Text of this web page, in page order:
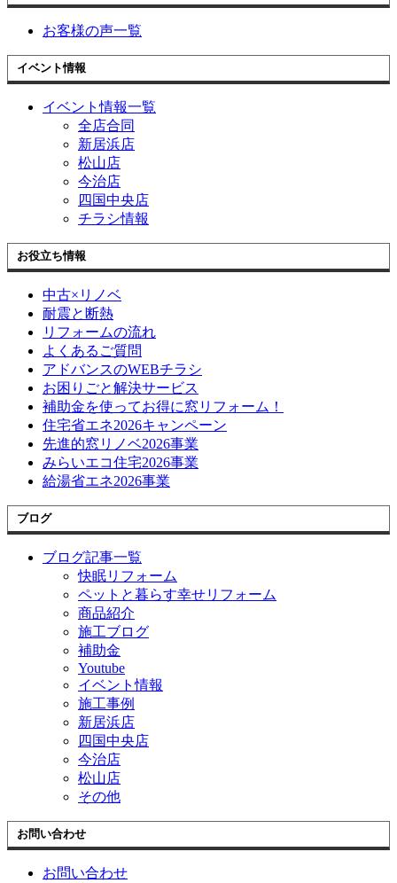
お客様の声一覧
イベント情報
イベント情報一覧
全店合同
新居浜店
松山店
今治店
四国中央店
チラシ情報
お役立ち情報
中古×リノベ
耐震と断熱
リフォームの流れ
よくあるご質問
アドバンスのWEBチラシ
お困りごと解決サービス
補助金を使ってお得に窓リフォーム！
住宅省エネ2026キャンペーン
先進的窓リノベ2026事業
みらいエコ住宅2026事業
給湯省エネ2026事業
ブログ
ブログ記事一覧
快眠リフォーム
ペットと暮らす幸せリフォーム
商品紹介
施工ブログ
補助金
Youtube
イベント情報
施工事例
新居浜店
四国中央店
今治店
松山店
その他
お問い合わせ
お問い合わせ